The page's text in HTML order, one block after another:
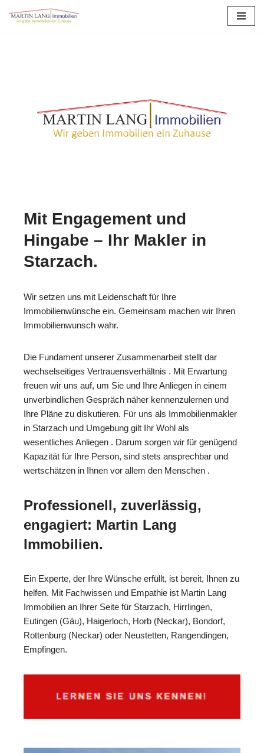
Mit Engagement und
Hingabe – Ihr Makler in
Starzach.
Wir setzen uns mit Leidenschaft für Ihre
Immobilienwünsche ein. Gemeinsam machen wir Ihren
Immobilienwunsch wahr.
Die Fundament unserer Zusammenarbeit stellt dar
wechselseitiges Vertrauensverhältnis . Mit Erwartung
freuen wir uns auf, um Sie und Ihre Anliegen in einem
unverbindlichen Gespräch näher kennenzulernen und
Ihre Pläne zu diskutieren. Für uns als Immobilienmakler
in Starzach und Umgebung gilt Ihr Wohl als
wesentliches Anliegen . Darum sorgen wir für genügend
Kapazität für Ihre Person, sind stets ansprechbar und
wertschätzen in Ihnen vor allem den Menschen .
Professionell, zuverlässig,
engagiert: Martin Lang
Immobilien.
Ein Experte, der Ihre Wünsche erfüllt, ist bereit, Ihnen zu
helfen. Mit Fachwissen und Empathie ist Martin Lang
Immobilien an Ihrer Seite für Starzach, Hirrlingen,
Eutingen (Gäu), Haigerloch, Horb (Neckar), Bondorf,
Rottenburg (Neckar) oder Neustetten, Rangendingen,
Empfingen.